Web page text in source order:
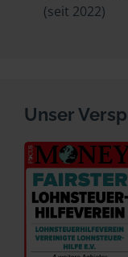
(seit 2022)
Unser